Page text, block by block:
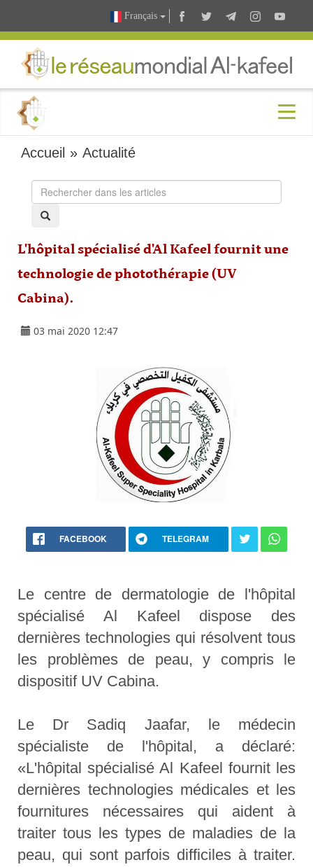
Français
Accueil »Actualité
L'hôpital spécialisé d'Al Kafeel fournit une
technologie de photothérapie (UV
Cabina).
03 mai 2020 12:47
FACEBOOK TELEGRAM
Le centre de dermatologie de l'hôpital
spécialisé Al Kafeel dispose des
dernières technologies qui résolvent tous
les problèmes de peau, y compris le
dispositif UV Cabina.
Le Dr Sadiq Jaafar, le médecin
spécialiste de l'hôpital, a déclaré:
«L'hôpital spécialisé Al Kafeel fournit les
dernières technologies médicales et les
fournitures nécessaires qui aident à
traiter tous les types de maladies de la
peau, qui sont parfois difficiles à traiter.